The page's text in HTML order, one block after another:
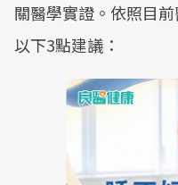
關醫學實證。依照目
以下3點建議：